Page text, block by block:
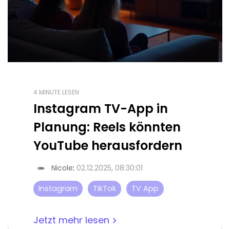
4 MINUTE LESEN
Instagram TV-App in
Planung: Reels könnten
YouTube herausfordern
Nicole: 02.12.2025, 08:30:01
Instagram
TikTok TV App
Jetzt mehr lesen